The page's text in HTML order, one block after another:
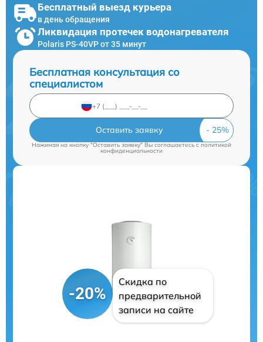
Бесплатный выезд курьера
в день обращения
Ликвидация протечек водонагревателя
Polaris PS-40VP от 35 минут
Бесплатная консультация со
специалистом
Оставить заявку
Нажимая на кнопку "Оставить заявку" Вы соглашаетесь cполитикой
конфиденциальности
-20%
Скидка по
предварительной
записи на сайте